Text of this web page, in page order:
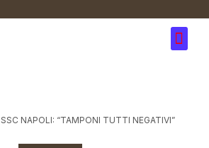
SSC NAPOLI: “TAMPONI TUTTI NEGATIVI”